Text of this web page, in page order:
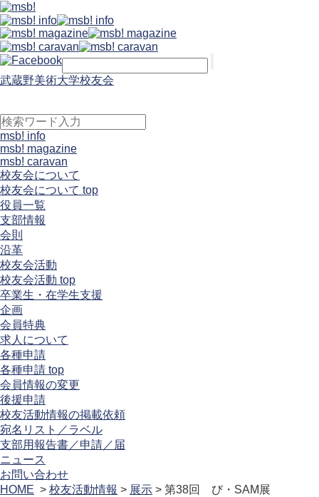
武蔵野美術大学校友会
msb! info
msb! magazine
msb! caravan
校友会について
校友会について top
役員一覧
支部情報
会則
沿革
校友会活動
校友会活動 top
卒業生・在学生支援
企画
会員特典
求人について
各種申請
各種申請 top
会員情報の変更
後援申請
校友活動情報の掲載依頼
宛名リスト／ラベル
支部用報告書／申請／届
ニュース
お問い合わせ
HOME > 校友活動情報 > 展示 > 第38回 び・SAM展